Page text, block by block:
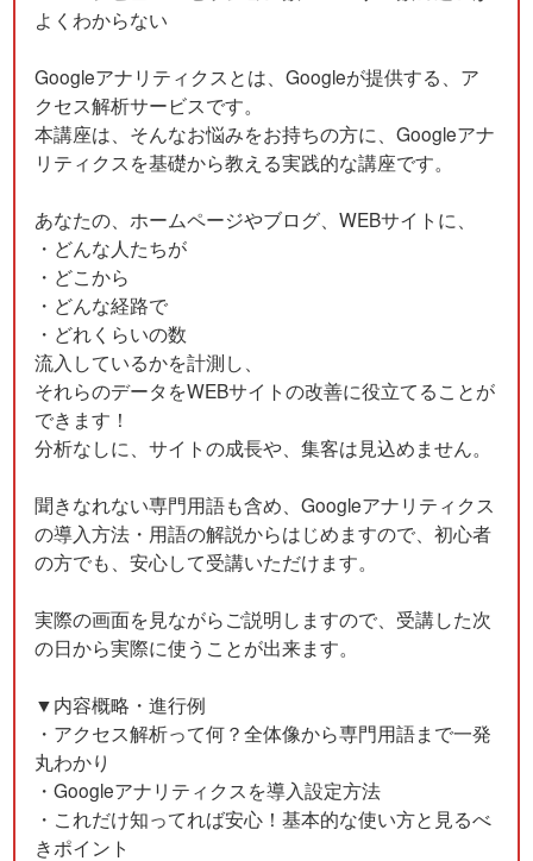
よくわからない
Googleアナリティクスとは、Googleが提供する、ア
クセス解析サービスです。
本講座は、そんなお悩みをお持ちの方に、Googleアナ
リティクスを基礎から教える実践的な講座です。
あなたの、ホームページやブログ、WEBサイトに、
・どんな人たちが
・どこから
・どんな経路で
・どれくらいの数
流入しているかを計測し、
それらのデータをWEBサイトの改善に役立てることが
できます！
分析なしに、サイトの成長や、集客は見込めません。
聞きなれない専門用語も含め、Googleアナリティクス
の導入方法・用語の解説からはじめますので、初心者
の方でも、安心して受講いただけます。
実際の画面を見ながらご説明しますので、受講した次
の日から実際に使うことが出来ます。
▼内容概略・進行例
・アクセス解析って何？全体像から専門用語まで一発
丸わかり
・Googleアナリティクスを導入設定方法
・これだけ知ってれば安心！基本的な使い方と見るべ
きポイント